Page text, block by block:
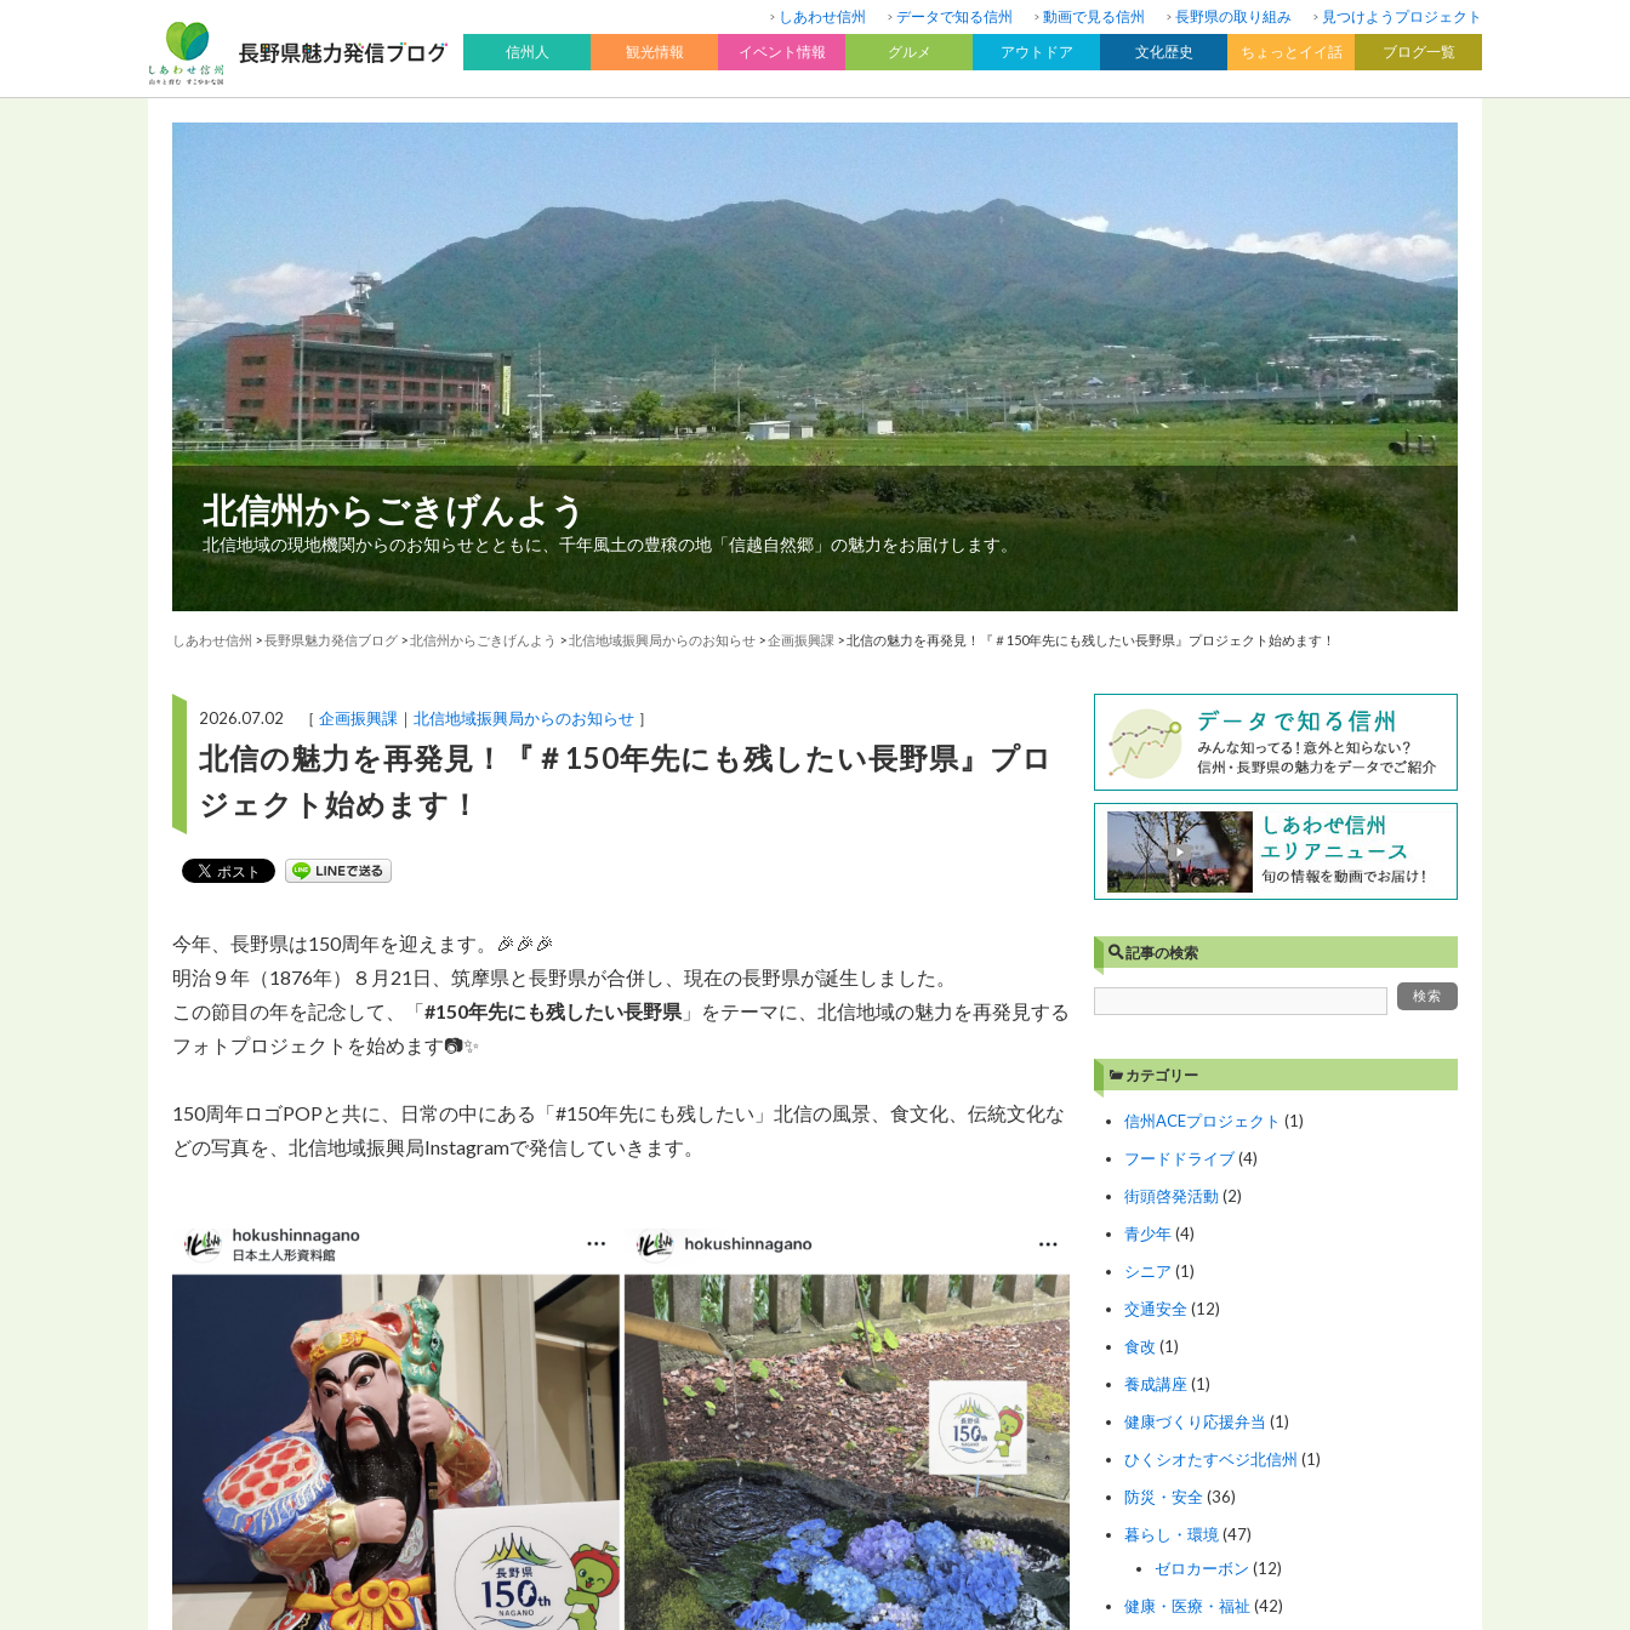
しあわせ信州 データで知る信州 動画で見る信州 長野県の取り組み
見つけようプロジェクト
信州人
観光情報 イベント情報 グルメ アウトドア 文化歴史 ちょっとイイ話 ブログ一覧
北信州からごきげんよう
北信地域の現地機関からのお知らせとともに、千年風土の豊穣の地「信越自然郷」の魅力をお届けします。
しあわせ信州 >長野県魅力発信ブログ >北信州からごきげんよう >北信地域振興局からのお知らせ >企画振興課 >北信の魅力を再発見！『＃150年先にも残したい長野県』プロジェクト始めます！
2026.07.02 ［ 企画振興課 北信地域振興局からのお知らせ ］
北信の魅力を再発見！『＃150年先にも残したい長野県』プロ
ジェクト始めます！
今年、長野県は150周年を迎えます。🎉🎉🎉
明治９年（1876年）８⽉21⽇、筑摩県と⻑野県が合併し、現在の⻑野県が誕⽣しました。
この節目の年を記念して、「#150年先にも残したい長野県 」をテーマに、北信地域の魅力を再発見する
フォトプロジェクトを始めます📷✨
150周年ロゴPOPと共に、日常の中にある「#150年先にも残したい」北信の風景、食文化、伝統文化な
どの写真を、北信地域振興局Instagramで発信していきます。
記事の検索
カテゴリー
信州ACEプロジェクト (1)
フードドライブ(4)
街頭啓発活動(2)
青少年(4)
シニア (1)
交通安全(12)
食改 (1)
養成講座(1)
健康づくり応援弁当 (1)
ひくシオたすベジ北信州 (1)
防災・安全(36)
暮らし・環境(47)
ゼロカーボン (12)
健康・医療・福祉 (42)